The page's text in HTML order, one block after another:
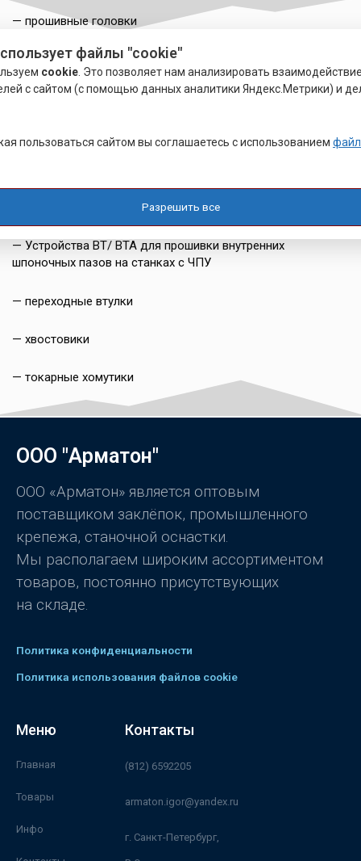
— прошивные головки
-прошивки (протяжки)
— прошивки для многогранных отверстий,
— пробковый калибр для многогранных отверстий
— Устройства ВТ/ BTA для прошивки внутренних
шпоночных пазов на станках с ЧПУ
— переходные втулки
— хвостовики
— токарные хомутики
ООО "Арматон"
ООО «Арматон» является оптовым
поставщиком заклёпок, промышленного
крепежа, станочной оснастки.
Мы располагаем широким ассортиментом
товаров, постоянно присутствующих
на складе.
Политика конфиденциальности
Политика использования файлов cookie
Меню
Главная
Товары
Инфо
Контакты
(812) 6592205
armaton.igor@yandex.ru
г. Санкт-Петербург,
файлы "cookie"
cookie . Это позволяет нам анализировать
с сайтом (с помощью данных аналитики Яндекс.Метрики) и
пользоваться сайтом вы соглашаетесь с использованием
Разрешить все